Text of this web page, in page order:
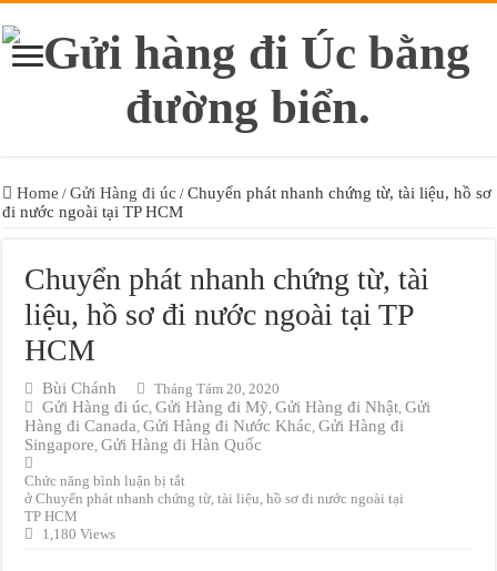
Home / Gửi Hàng đi úc / Chuyển phát nhanh chứng từ, tài liệu, hồ sơ
đi nước ngoài tại TP HCM
Chuyển phát nhanh chứng từ, tài
liệu, hồ sơ đi nước ngoài tại TP
HCM
Bùi Chánh Tháng Tám 20, 2020
Gửi Hàng đi úc,Gửi Hàng đi Mỹ,Gửi Hàng đi Nhật,Gửi
Hàng đi Canada,Gửi Hàng đi Nước Khác,Gửi Hàng đi
Singapore,Gửi Hàng đi Hàn Quốc
Chức năng bình luận bị tắt
ở Chuyển phát nhanh chứng từ, tài liệu, hồ sơ đi nước ngoài tại
TP HCM
1,180 Views